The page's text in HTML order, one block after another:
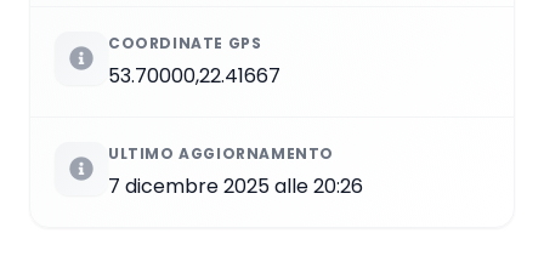
COORDINATE GPS
53.70000,22.41667
ULTIMO AGGIORNAMENTO
7 dicembre 2025 alle 20:26